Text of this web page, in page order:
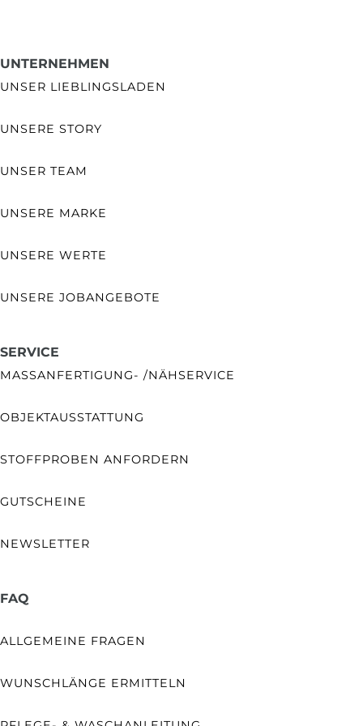
UNTERNEHMEN
UNSER LIEBLINGSLADEN
UNSERE STORY
UNSER TEAM
UNSERE MARKE
UNSERE WERTE
UNSERE JOBANGEBOTE
SERVICE
MASSANFERTIGUNG- /NÄHSERVICE
OBJEKTAUSSTATTUNG
STOFFPROBEN ANFORDERN
GUTSCHEINE
NEWSLETTER
FAQ
ALLGEMEINE FRAGEN
WUNSCHLÄNGE ERMITTELN